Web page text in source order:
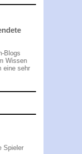
Blogs
Wissen
eine sehr
Spieler